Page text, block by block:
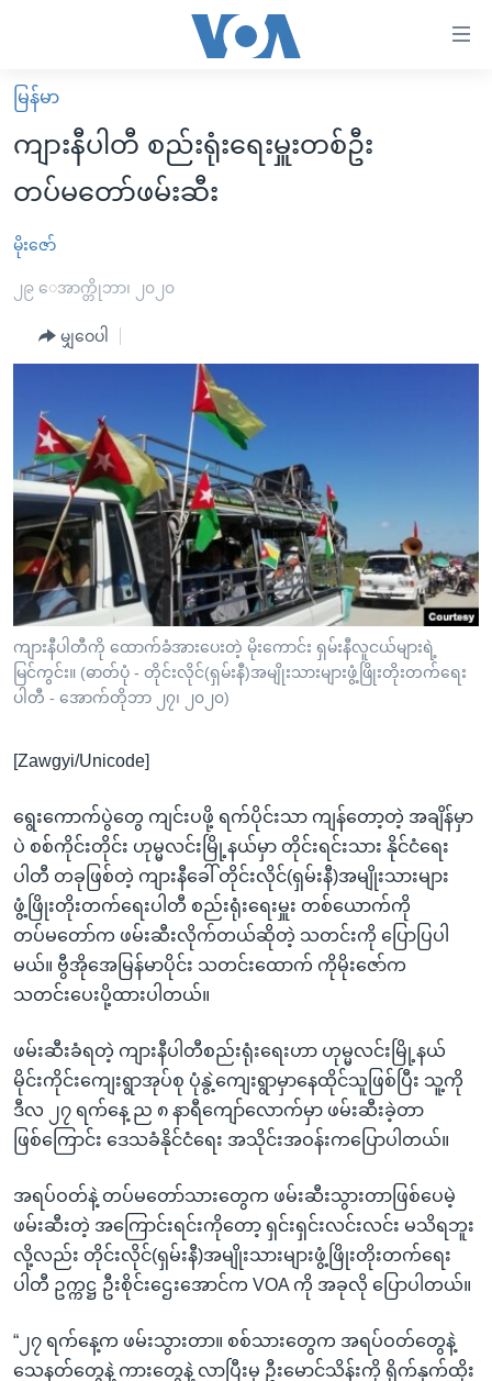
လွယ်ကူ
စေ
သည့်
များ
ပင်မ
ကြည့်
ပင်မ
အ
ညွန်း
စာမျက်နှာ
သို့
ကျော်
ကြည့်
ရန်
ရှာဖွေ
နေရာ
ကျော်
ရန်
မူလစာမျက်နှာ
မြန်မာ
ကမ္ဘာ့သတင်းများ
နိုင်ငံတကာ
အစ္စရေး-ပါလက်စတိုင်း
ဗွီဒီယို
အင်္ဂလိပ်စာလေ့လာမယ်
မကြေးမုံရဲ့ အင်္ဂလိပ်စာ
ရုပ်ရှင်ထဲက အင်္ဂလိပ်စာ
သုတပဒေသာ အင်္ဂလိပ်စာ
ရေဒီယို
တီဗွီ
ရေဒီယိုနှင့်ရုပ်သံ အချက်အလက်များ
ရေဒီယို/တီဗွီအစီအစဉ်
Learning English
ဗွီအိုအေ လူမှုကွန်ယက်များ
ဘာသာစကားများ
မြန်မာ
ကျားနီပါတီ စည်းရုံးရေးမှူးတစ်ဦး
တပ်မတော်ဖမ်းဆီး
မိုးဇော်
၂၉ ေအာက္တိုဘာ၊ ၂၀၂၀
မျှဝေပါ
ကျားနီပါတီကို ထောက်ခံအားပေးတဲ့ မိုးကောင်း ရှမ်းနီလူငယ်များရဲ့
မြင်ကွင်း။ (ဓာတ်ပုံ - တိုင်းလိုင်(ရှမ်းနီ)အမျိုးသားများဖွံ့ဖြိုးတိုးတက်ရေး
ပါတီ - အောက်တိုဘာ ၂၇၊ ၂၀၂၀)
[Zawgyi/Unicode]
ရွေးကောက်ပွဲတွေ ကျင်းပဖို့ ရက်ပိုင်းသာ ကျန်တော့တဲ့ အချိန်မှာ
ပဲ စစ်ကိုင်းတိုင်း ဟုမ္မလင်းမြို့နယ်မှာ တိုင်းရင်းသား နိုင်ငံရေး
ပါတီ တခုဖြစ်တဲ့ ကျားနီခေါ် တိုင်းလိုင်(ရှမ်းနီ)အမျိုးသားများ
ဖွံ့ဖြိုးတိုးတက်ရေးပါတီ စည်းရုံးရေးမှူး တစ်ယောက်ကို
တပ်မတော်က ဖမ်းဆီးလိုက်တယ်ဆိုတဲ့ သတင်းကို ပြောပြပါ
မယ်။ ဗွီအိုအေမြန်မာပိုင်း သတင်းထောက် ကိုမိုးဇော်က
သတင်းပေးပို့ထားပါတယ်။
ဖမ်းဆီးခံရတဲ့ ကျားနီပါတီစည်းရုံးရေးဟာ ဟုမ္မလင်းမြို့နယ်
မိုင်းကိုင်းကျေးရွာအုပ်စု ပုံနွဲ့ကျေးရွာမှာနေထိုင်သူဖြစ်ပြီး သူ့ကို
ဒီလ ၂၇ ရက်နေ့ ည ၈ နာရီကျော်လောက်မှာ ဖမ်းဆီးခဲ့တာ
ဖြစ်ကြောင်း ဒေသခံနိုင်ငံရေး အသိုင်းအဝန်းကပြောပါတယ်။
အရပ်ဝတ်နဲ့ တပ်မတော်သားတွေက ဖမ်းဆီးသွားတာဖြစ်ပေမဲ့
ဖမ်းဆီးတဲ့ အကြောင်းရင်းကိုတော့ ရှင်းရှင်းလင်းလင်း မသိရဘူး
လို့လည်း တိုင်းလိုင်(ရှမ်းနီ)အမျိုးသားများဖွံ့ဖြိုးတိုးတက်ရေး
ပါတီ ဥက္ကဋ္ဌ ဦးစိုင်းဌေးအောင်က VOA ကို အခုလို ပြောပါတယ်။
“၂၇ ရက်နေ့က ဖမ်းသွားတာ။ စစ်သားတွေက အရပ်ဝတ်တွေနဲ့
သေနတ်တွေနဲ့ ကားတွေနဲ့ လာပြီးမှ ဦးမောင်သိန်းကို ရိုက်နှက်ထိုး